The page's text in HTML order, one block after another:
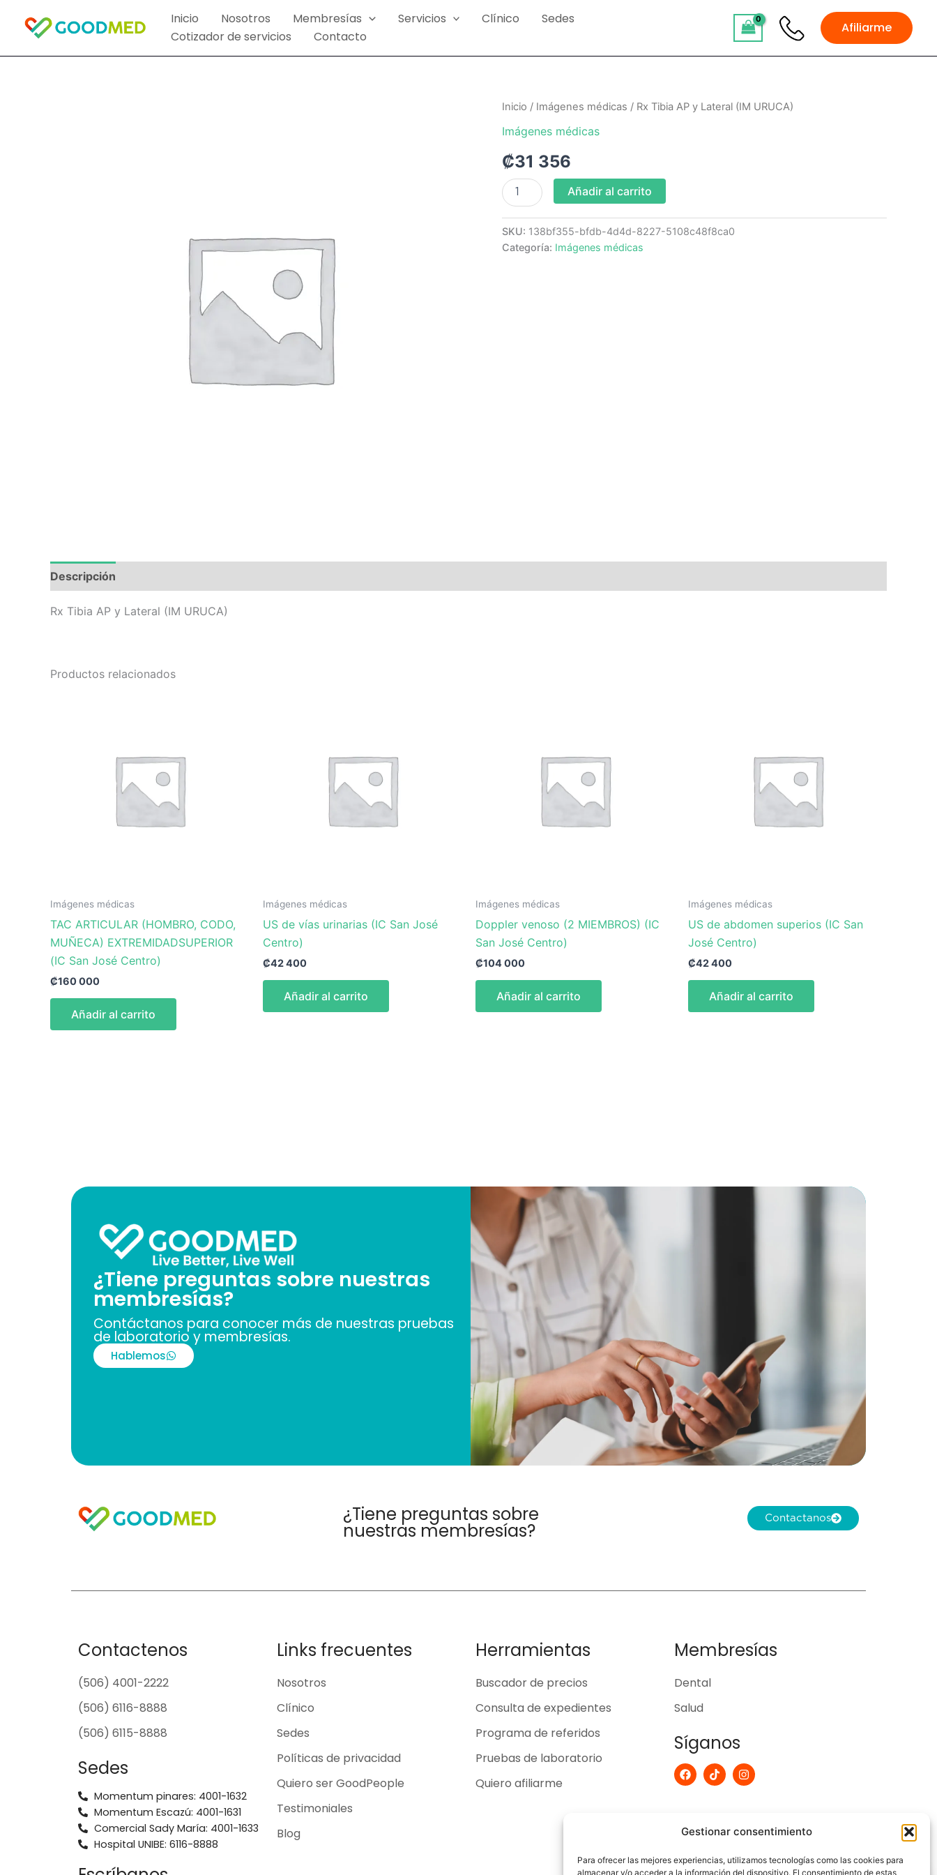
Gestionar consentimiento
Para ofrecer las mejores experiencias, utilizamos tecnologías como las cookies para
almacenar y/o acceder a la información del dispositivo. El consentimiento de estas
Inicio Nosotros Membresías Servicios Clínico
Sedes
Cotizador de servicios
Contacto
Afiliarme
Inicio / Imágenes médicas / Rx Tibia AP y Lateral (IM URUCA)
Imágenes médicas
₡31 356
Rx
AP
Lateral
URUCA)
cantidad
Añadir al carrito
SKU: 138bf355-bfdb-4d4d-8227-5108c48f8ca0
Categoría: Imágenes médicas
Descripción
Rx Tibia AP y Lateral (IM URUCA)
Productos relacionados
Imágenes médicas
TAC ARTICULAR (HOMBRO, CODO,
MUÑECA) EXTREMIDADSUPERIOR
(IC San José Centro)
₡160 000
Añadir al carrito
Imágenes médicas
US de vías urinarias (IC San José
Centro)
₡42 400
Añadir al carrito
Imágenes médicas
Doppler venoso (2 MIEMBROS) (IC
San José Centro)
₡104 000
Añadir al carrito
Imágenes médicas
US de abdomen superios (IC San
José Centro)
₡42 400
Añadir al carrito
¿Tiene preguntas sobre nuestras
membresías?
Contáctanos para conocer más de nuestras pruebas
de laboratorio y membresías.
Hablemos
¿Tiene preguntas sobre
nuestras membresías?
Contactanos
Contactenos
(506) 4001-2222
(506) 6116-8888
(506) 6115-8888
Sedes
Momentum pinares: 4001-1632
Momentum Escazú: 4001-1631
Comercial Sady María: 4001-1633
Hospital UNIBE: 6116-8888
Links frecuentes
Nosotros
Clínico
Sedes
Políticas de privacidad
Quiero ser GoodPeople
Testimoniales
Blog
Herramientas
Buscador de precios
Consulta de expedientes
Programa de referidos
Pruebas de laboratorio
Quiero afiliarme
Membresías
Dental
Salud
Síganos
F
a
c
o
T
i
k
I
n
s
r
m